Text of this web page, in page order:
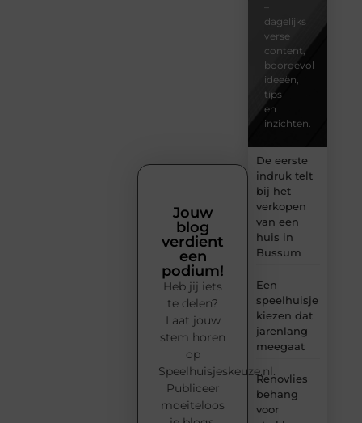
–
dagelijks
verse
content,
boordevol
ideeën,
tips
en
inzichten.
De eerste
indruk telt
bij het
verkopen
van een
huis in
Bussum
Een
speelhuisje
kiezen dat
jarenlang
meegaat
Renovlies
behang
voor
Jouw
blog
verdient
een
podium!
Heb jij iets
te delen?
Laat jouw
stem horen
op
Speelhuisjeskeuze.nl.
Publiceer
moeiteloos